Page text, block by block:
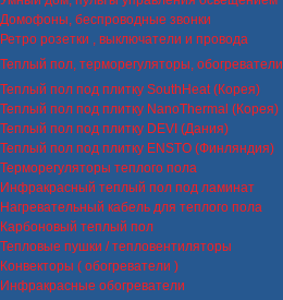
Домофоны, беспроводные звонки
Ретро розетки , выключатели и провода
Теплый пол, терморегуляторы, обогреватели
Теплый пол под плитку SouthHeat (Корея)
Теплый пол под плитку NanoThermal (Корея)
Теплый пол под плитку DEVI (Дания)
Теплый пол под плитку ENSTO (Финляндия)
Терморегуляторы теплого пола
Инфракрасный теплый пол под ламинат
Нагревательный кабель для теплого пола
Карбоновый теплый пол
Тепловые пушки / тепловентиляторы
Конвекторы ( обогреватели )
Инфракрасные обогреватели